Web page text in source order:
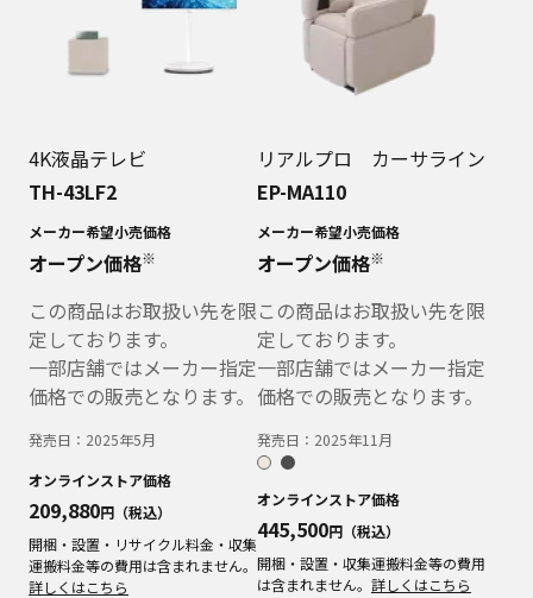
4K液晶テレビ
TH-43LF2
メーカー希望小売価格
オープン価格※
この商品はお取扱い先を限
定しております。
一部店舗ではメーカー指定
価格での販売となります。
発売日： 2025年5月
オンラインストア価格
209,880円（税込）
開梱・設置・リサイクル料金・収集
運搬料金等の費用は含まれません。
詳しくはこちら
リアルプロ カーサライン
EP-MA110
メーカー希望小売価格
オープン価格※
この商品はお取扱い先を限
定しております。
一部店舗ではメーカー指定
価格での販売となります。
発売日： 2025年11月
オンラインストア価格
445,500円（税込）
開梱・設置・収集運搬料金等の費用
は含まれません。 詳しくはこちら